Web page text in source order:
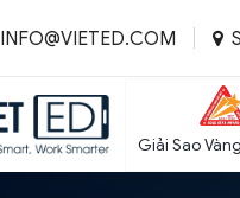
INFO@VIETED.COM
Giải Sao